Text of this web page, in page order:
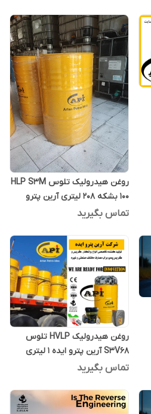
روغن هیدرولیک تلوس HLP S3M
100 بشکه 208 لیتری آرین پترو
ایده
تماس بگیرید
روغن هیدرولیک HVLP تلوس
S3V68 آرین پترو ایده 1 لیتری
تماس بگیرید